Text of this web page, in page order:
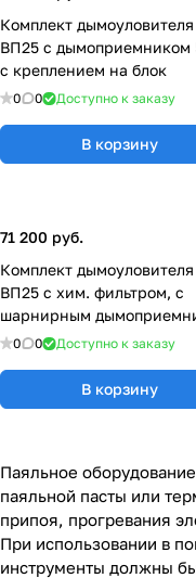
Комплект
ВП25 с дымоприемником
с креплением на блок
0 0 Доступно к заказу
В корзину
71 200 руб.
Комплект
ВП25 с хим. фильтром, с
шарнирным
63мм с крепл. к столу
0 0 Доступно к заказу
В корзину
Паяльное
паяльной пасты или
припоя, прогревания
При использовании в
инструменты должны